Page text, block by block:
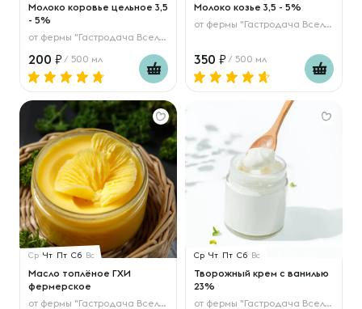
Молоко коровье цельное 3,5
- 5%
от фермы "Гастродача Вселуг"
200 / 500 мл
Молоко козье 3,5 - 5%
от фермы "Гастродача Вселуг"
350 / 500 мл
Ср Чт Пт Сб Вс
Масло топлёное ГХИ
фермерское
от фермы "Гастродача Вселуг"
Ср Чт Пт Сб Вс
Творожный крем с ванилью
23%
от фермы "Гастродача Вселуг"